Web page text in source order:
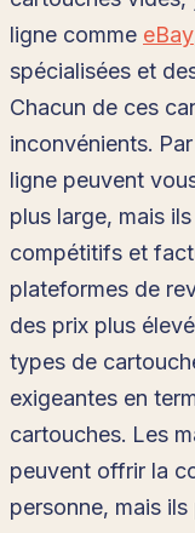
ligne comme eBay
spécialisées et
Chacun de ces
inconvénients.
ligne peuvent
plus large, mais
compétitifs et
plateformes de
des prix plus
types de
exigeantes en
cartouches. Les
peuvent offrir la
personne, mais